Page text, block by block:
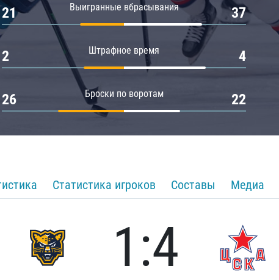
Выигранные вбрасывания
21 37
Штрафное время
2 4
Броски по воротам
26 22
Статистика игроков Составы Медиа
1:4